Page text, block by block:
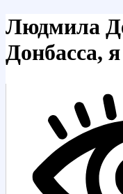
Людмила
Донбасса,